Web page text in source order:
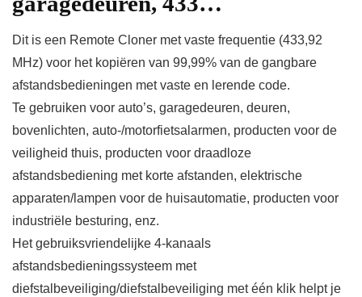
Dit is een Remote Cloner met vaste frequentie (433,92
MHz) voor het kopiëren van 99,99% van de gangbare
afstandsbedieningen met vaste en lerende code.
Te gebruiken voor auto’s, garagedeuren, deuren,
bovenlichten, auto-/motorfietsalarmen, producten voor de
veiligheid thuis, producten voor draadloze
afstandsbediening met korte afstanden, elektrische
apparaten/lampen voor de huisautomatie, producten voor
industriële besturing, enz.
Het gebruiksvriendelijke 4-kanaals
afstandsbedieningssysteem met
diefstalbeveiliging/diefstalbeveiliging met één klik helpt je